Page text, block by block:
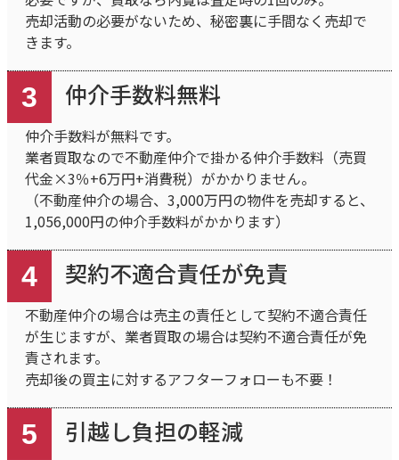
売却活動の必要がないため、秘密裏に手間なく売却で
きます。
3 仲介手数料無料
仲介手数料が無料です。
業者買取なので不動産仲介で掛かる仲介手数料（売買
代金×3％+6万円+消費税）がかかりません。
（不動産仲介の場合、3,000万円の物件を売却すると、
1,056,000円の仲介手数料がかかります）
4 契約不適合責任が免責
不動産仲介の場合は売主の責任として契約不適合責任
が生じますが、業者買取の場合は契約不適合責任が免
責されます。
売却後の買主に対するアフターフォローも不要！
5 引越し負担の軽減